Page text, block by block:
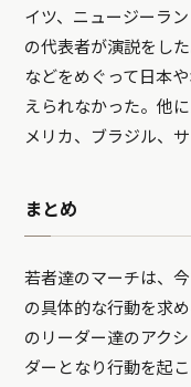
イツ、ニュージーラ
の代表者が演説をし
などをめぐって日本
えられなかった。他
メリカ、ブラジル、
まとめ
若者達のマーチは、
の具体的な行動を求
のリーダー達のアク
ダーとなり行動を起